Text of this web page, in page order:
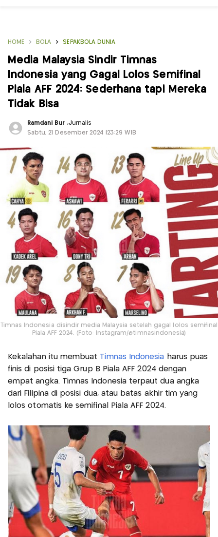
HOME BOLA SEPAKBOLA DUNIA
Media Malaysia Sindir Timnas
Indonesia yang Gagal Lolos Semifinal
Piala AFF 2024: Sederhana tapi Mereka
Tidak Bisa
Ramdani Bur ,Jurnalis
Sabtu, 21 Desember 2024 |23:29 WIB
Timnas Indonesia disindir media Malaysia setelah gagal lolos semifinal
Piala AFF 2024. (Foto: Instagram/@timnasindonesia)
Kekalahan itu membuat Timnas Indonesia harus puas
finis di posisi tiga Grup B Piala AFF 2024 dengan
empat angka. Timnas Indonesia terpaut dua angka
dari Filipina di posisi dua, atau batas akhir tim yang
lolos otomatis ke semifinal Piala AFF 2024.